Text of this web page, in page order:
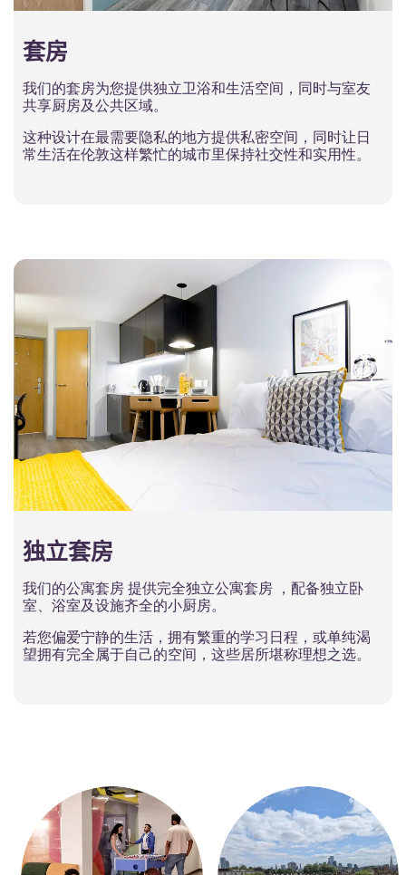
套房
我们的套房为您提供独立卫浴和生活空间，同时与室友
共享厨房及公共区域。
这种设计在最需要隐私的地方提供私密空间，同时让日
常生活在伦敦这样繁忙的城市里保持社交性和实用性。
独立套房
我们的公寓套房 提供完全独立公寓套房 ，配备独立卧
室、浴室及设施齐全的小厨房。
若您偏爱宁静的生活，拥有繁重的学习日程，或单纯渴
望拥有完全属于自己的空间，这些居所堪称理想之选。